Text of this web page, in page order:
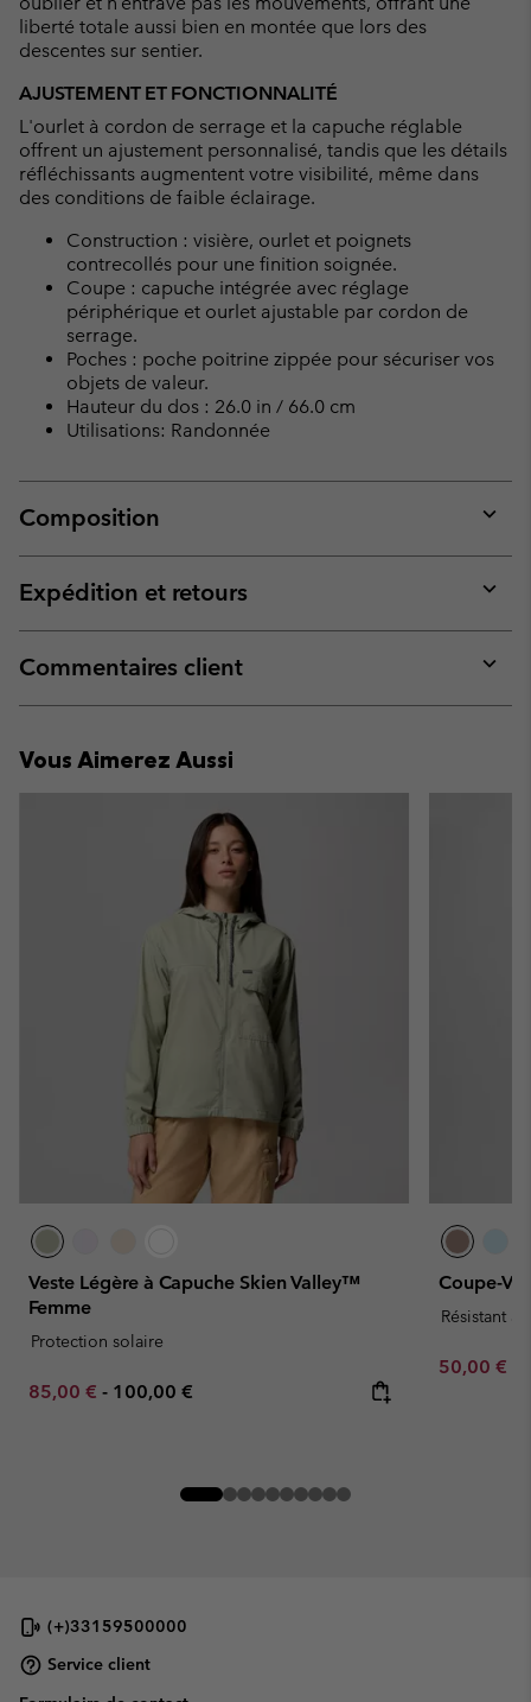
liberté totale aussi bien en montée que lors des
descentes sur sentier.
AJUSTEMENT ET FONCTIONNALITÉ
L'ourlet à cordon de serrage et la capuche réglable
offrent un ajustement personnalisé, tandis que les détails
réfléchissants augmentent votre visibilité, même dans
des conditions de faible éclairage.
Construction : visière, ourlet et poignets
contrecollés pour une finition soignée.
Coupe : capuche intégrée avec réglage
périphérique et ourlet ajustable par cordon de
serrage.
Poches : poche poitrine zippée pour sécuriser vos
objets de valeur.
Hauteur du dos : 26.0 in / 66.0 cm
Utilisations: Randonnée
Composition
or
Expédition et retours
or
Commentaires client
or
Vous Aimerez Aussi
Veste Légère à Capuche Skien Valley™
Femme
Protection solaire
Minimum sale price:
85,00 € - Maximum price:
100,00 €
Coupe-
Résistant à
Minimum
50,00 €
(+)33159500000
Service client